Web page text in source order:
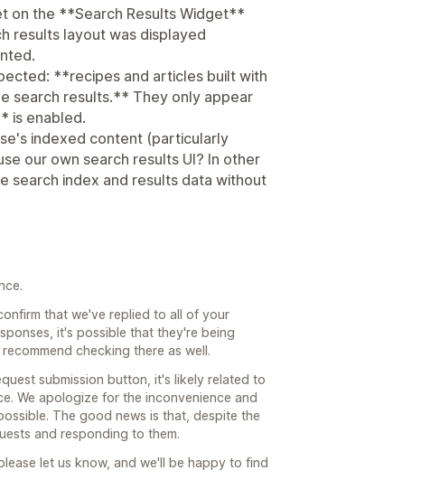
on the **Search Results Widget**
results layout was displayed
**recipes and articles built with
search results.** They only appear
is enabled.
indexed content (particularly
our own search results UI? In other
search index and results data without
that we've replied to all of your
it's possible that they're being
checking there as well.
submission button, it's likely related to
We apologize for the inconvenience and
The good news is that, despite the
and responding to them.
let us know, and we'll be happy to find